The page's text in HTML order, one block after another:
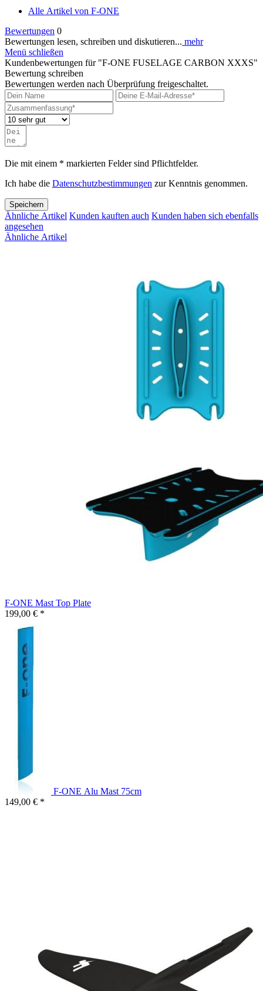
Alle Artikel von F-ONE
Bewertungen 0
Bewertungen lesen, schreiben und diskutieren... mehr
Menü schließen
Kundenbewertungen für "F-ONE FUSELAGE CARBON XXXS"
Bewertung schreiben
Bewertungen werden nach Überprüfung freigeschaltet.
Die mit einem * markierten Felder sind Pflichtfelder.
Ich habe die Datenschutzbestimmungen zur Kenntnis genommen.
Speichern
Ähnliche Artikel Kunden kauften auch Kunden haben sich ebenfalls
angesehen
Ähnliche Artikel
F-ONE Mast Top Plate
199,00 € *
F-ONE Alu Mast 75cm
149,00 € *